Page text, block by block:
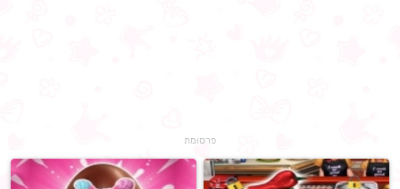
פרסומת